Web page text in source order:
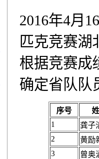
2016年4月
匹克竞赛湖
根据竞赛成
确定省队队
序号
1
龚子
2
黄励
3
曾奥